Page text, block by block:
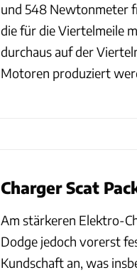
und 548 Newtonmeter
die für die Viertelmeile
durchaus auf der
Motoren produziert
Charger Scat
Am stärkeren Elektro-
Dodge jedoch vorerst
Kundschaft an, was